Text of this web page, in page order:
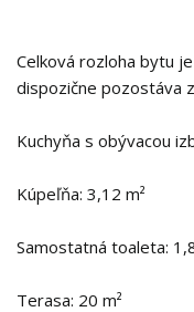
Celková rozloha bytu
dispozične pozostáva
Kuchyňa s obývacou
Kúpeľňa: 3,12 m²
Samostatná toaleta:
Terasa: 20 m²